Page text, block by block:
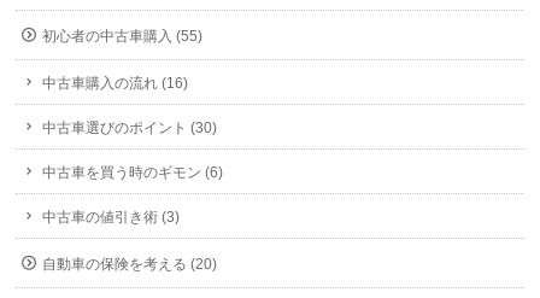
初心者の中古車購入 (55)
中古車購入の流れ (16)
中古車選びのポイント (30)
中古車を買う時のギモン (6)
中古車の値引き術 (3)
自動車の保険を考える (20)